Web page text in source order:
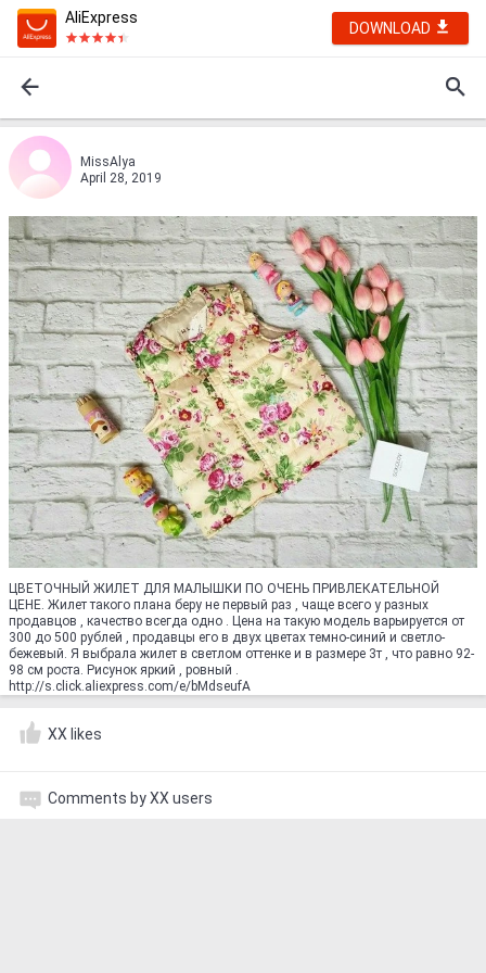
AliExpress
DOWNLOAD
MissAlyа
April 28, 2019
ЦВЕТОЧНЫЙ ЖИЛЕТ ДЛЯ МАЛЫШКИ ПО ОЧЕНЬ ПРИВЛЕКАТЕЛЬНОЙ
ЦЕНЕ. Жилет такого плана беру не первый раз , чаще всего у разных
продавцов , качество всегда одно . Цена на такую модель варьируется от
300 до 500 рублей , продавцы его в двух цветах темно-синий и светло-
бежевый. Я выбрала жилет в светлом оттенке и в размере 3т , что равно 92-
98 см роста. Рисунок яркий , ровный .
http://s.click.aliexpress.com/e/bMdseufA
XX likes
Comments by XX users